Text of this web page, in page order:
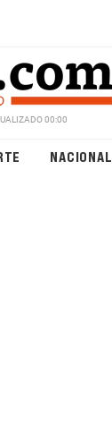
00:00
NACIONAL